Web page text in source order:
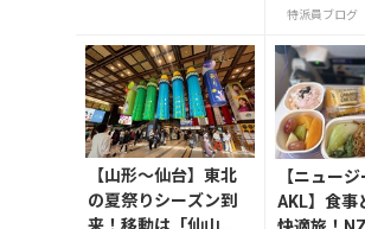
狗山へ行っ
特派員ブログ
【山形〜仙台】東北
の夏祭りシーズン到
【ニュー
AKL】食事